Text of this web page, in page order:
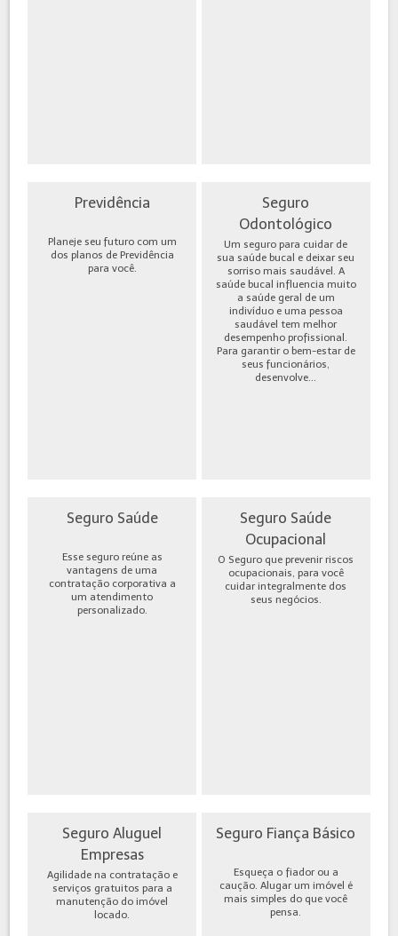
Previdência
Planeje seu futuro com um
dos planos de Previdência
para você.
Seguro
Odontológico
Um seguro para cuidar de
sua saúde bucal e deixar seu
sorriso mais saudável. A
saúde bucal influencia muito
a saúde geral de um
indivíduo e uma pessoa
saudável tem melhor
desempenho profissional.
Para garantir o bem-estar de
seus funcionários,
desenvolve...
Seguro Saúde
Esse seguro reúne as
vantagens de uma
contratação corporativa a
um atendimento
personalizado.
Seguro Saúde
Ocupacional
O Seguro que prevenir riscos
ocupacionais, para você
cuidar integralmente dos
seus negócios.
Seguro Aluguel
Empresas
Agilidade na contratação e
serviços gratuitos para a
manutenção do imóvel
locado.
Seguro Fiança Básico
Esqueça o fiador ou a
caução. Alugar um imóvel é
mais simples do que você
pensa.